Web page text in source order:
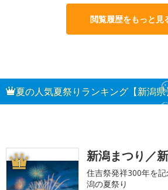
閲覧履歴をもっと見
夏の人気夏祭りランキング【新潟県
1 新潟まつり／
住吉祭発祥300年を
潟の夏祭り